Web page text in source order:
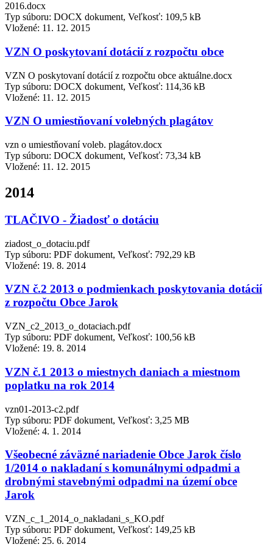
2016.docx
Typ súboru: DOCX dokument, Veľkosť: 109,5 kB
Vložené: 11. 12. 2015
VZN O poskytovaní dotácií z rozpočtu obce
VZN O poskytovaní dotácií z rozpočtu obce aktuálne.docx
Typ súboru: DOCX dokument, Veľkosť: 114,36 kB
Vložené: 11. 12. 2015
VZN O umiestňovaní volebných plagátov
vzn o umiestňovaní voleb. plagátov.docx
Typ súboru: DOCX dokument, Veľkosť: 73,34 kB
Vložené: 11. 12. 2015
2014
TLAČIVO - Žiadosť o dotáciu
ziadost_o_dotaciu.pdf
Typ súboru: PDF dokument, Veľkosť: 792,29 kB
Vložené: 19. 8. 2014
VZN č.2 2013 o podmienkach poskytovania dotácií
z rozpočtu Obce Jarok
VZN_c2_2013_o_dotaciach.pdf
Typ súboru: PDF dokument, Veľkosť: 100,56 kB
Vložené: 19. 8. 2014
VZN č.1 2013 o miestnych daniach a miestnom
poplatku na rok 2014
vzn01-2013-c2.pdf
Typ súboru: PDF dokument, Veľkosť: 3,25 MB
Vložené: 4. 1. 2014
Všeobecné záväzné nariadenie Obce Jarok číslo
1/2014 o nakladaní s komunálnymi odpadmi a
drobnými stavebnými odpadmi na území obce
Jarok
VZN_c_1_2014_o_nakladani_s_KO.pdf
Typ súboru: PDF dokument, Veľkosť: 149,25 kB
Vložené: 25. 6. 2014